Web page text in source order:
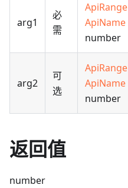
arg1
必
需
ApiRange
ApiName
number
arg2
可
选
ApiRange
ApiName
number
返回值
number